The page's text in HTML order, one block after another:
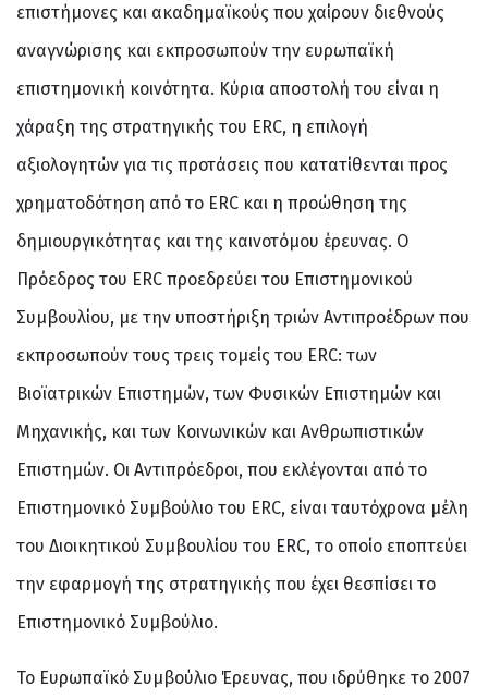
επιστήμονες και ακαδημαϊκούς που χαίρουν διεθνούς
αναγνώρισης και εκπροσωπούν την ευρωπαϊκή
επιστημονική κοινότητα. Κύρια αποστολή του είναι η
χάραξη της στρατηγικής του ERC, η επιλογή
αξιολογητών για τις προτάσεις που κατατίθενται προς
χρηματοδότηση από το ERC και η προώθηση της
δημιουργικότητας και της καινοτόμου έρευνας. Ο
Πρόεδρος του ERC προεδρεύει του Επιστημονικού
Συμβουλίου, με την υποστήριξη τριών Αντιπροέδρων που
εκπροσωπούν τους τρεις τομείς του ERC: των
Βιοϊατρικών Επιστημών, των Φυσικών Επιστημών και
Μηχανικής, και των Κοινωνικών και Ανθρωπιστικών
Επιστημών. Οι Αντιπρόεδροι, που εκλέγονται από το
Επιστημονικό Συμβούλιο του ERC, είναι ταυτόχρονα μέλη
του Διοικητικού Συμβουλίου του ERC, το οποίο εποπτεύει
την εφαρμογή της στρατηγικής που έχει θεσπίσει το
Επιστημονικό Συμβούλιο.
Το Ευρωπαϊκό Συμβούλιο Έρευνας, που ιδρύθηκε το 2007